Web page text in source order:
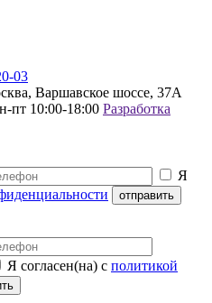
03
Варшавское шоссе, 37А
пт 10:00-18:00 Разработка
Я
Я согласен(на) с политикой